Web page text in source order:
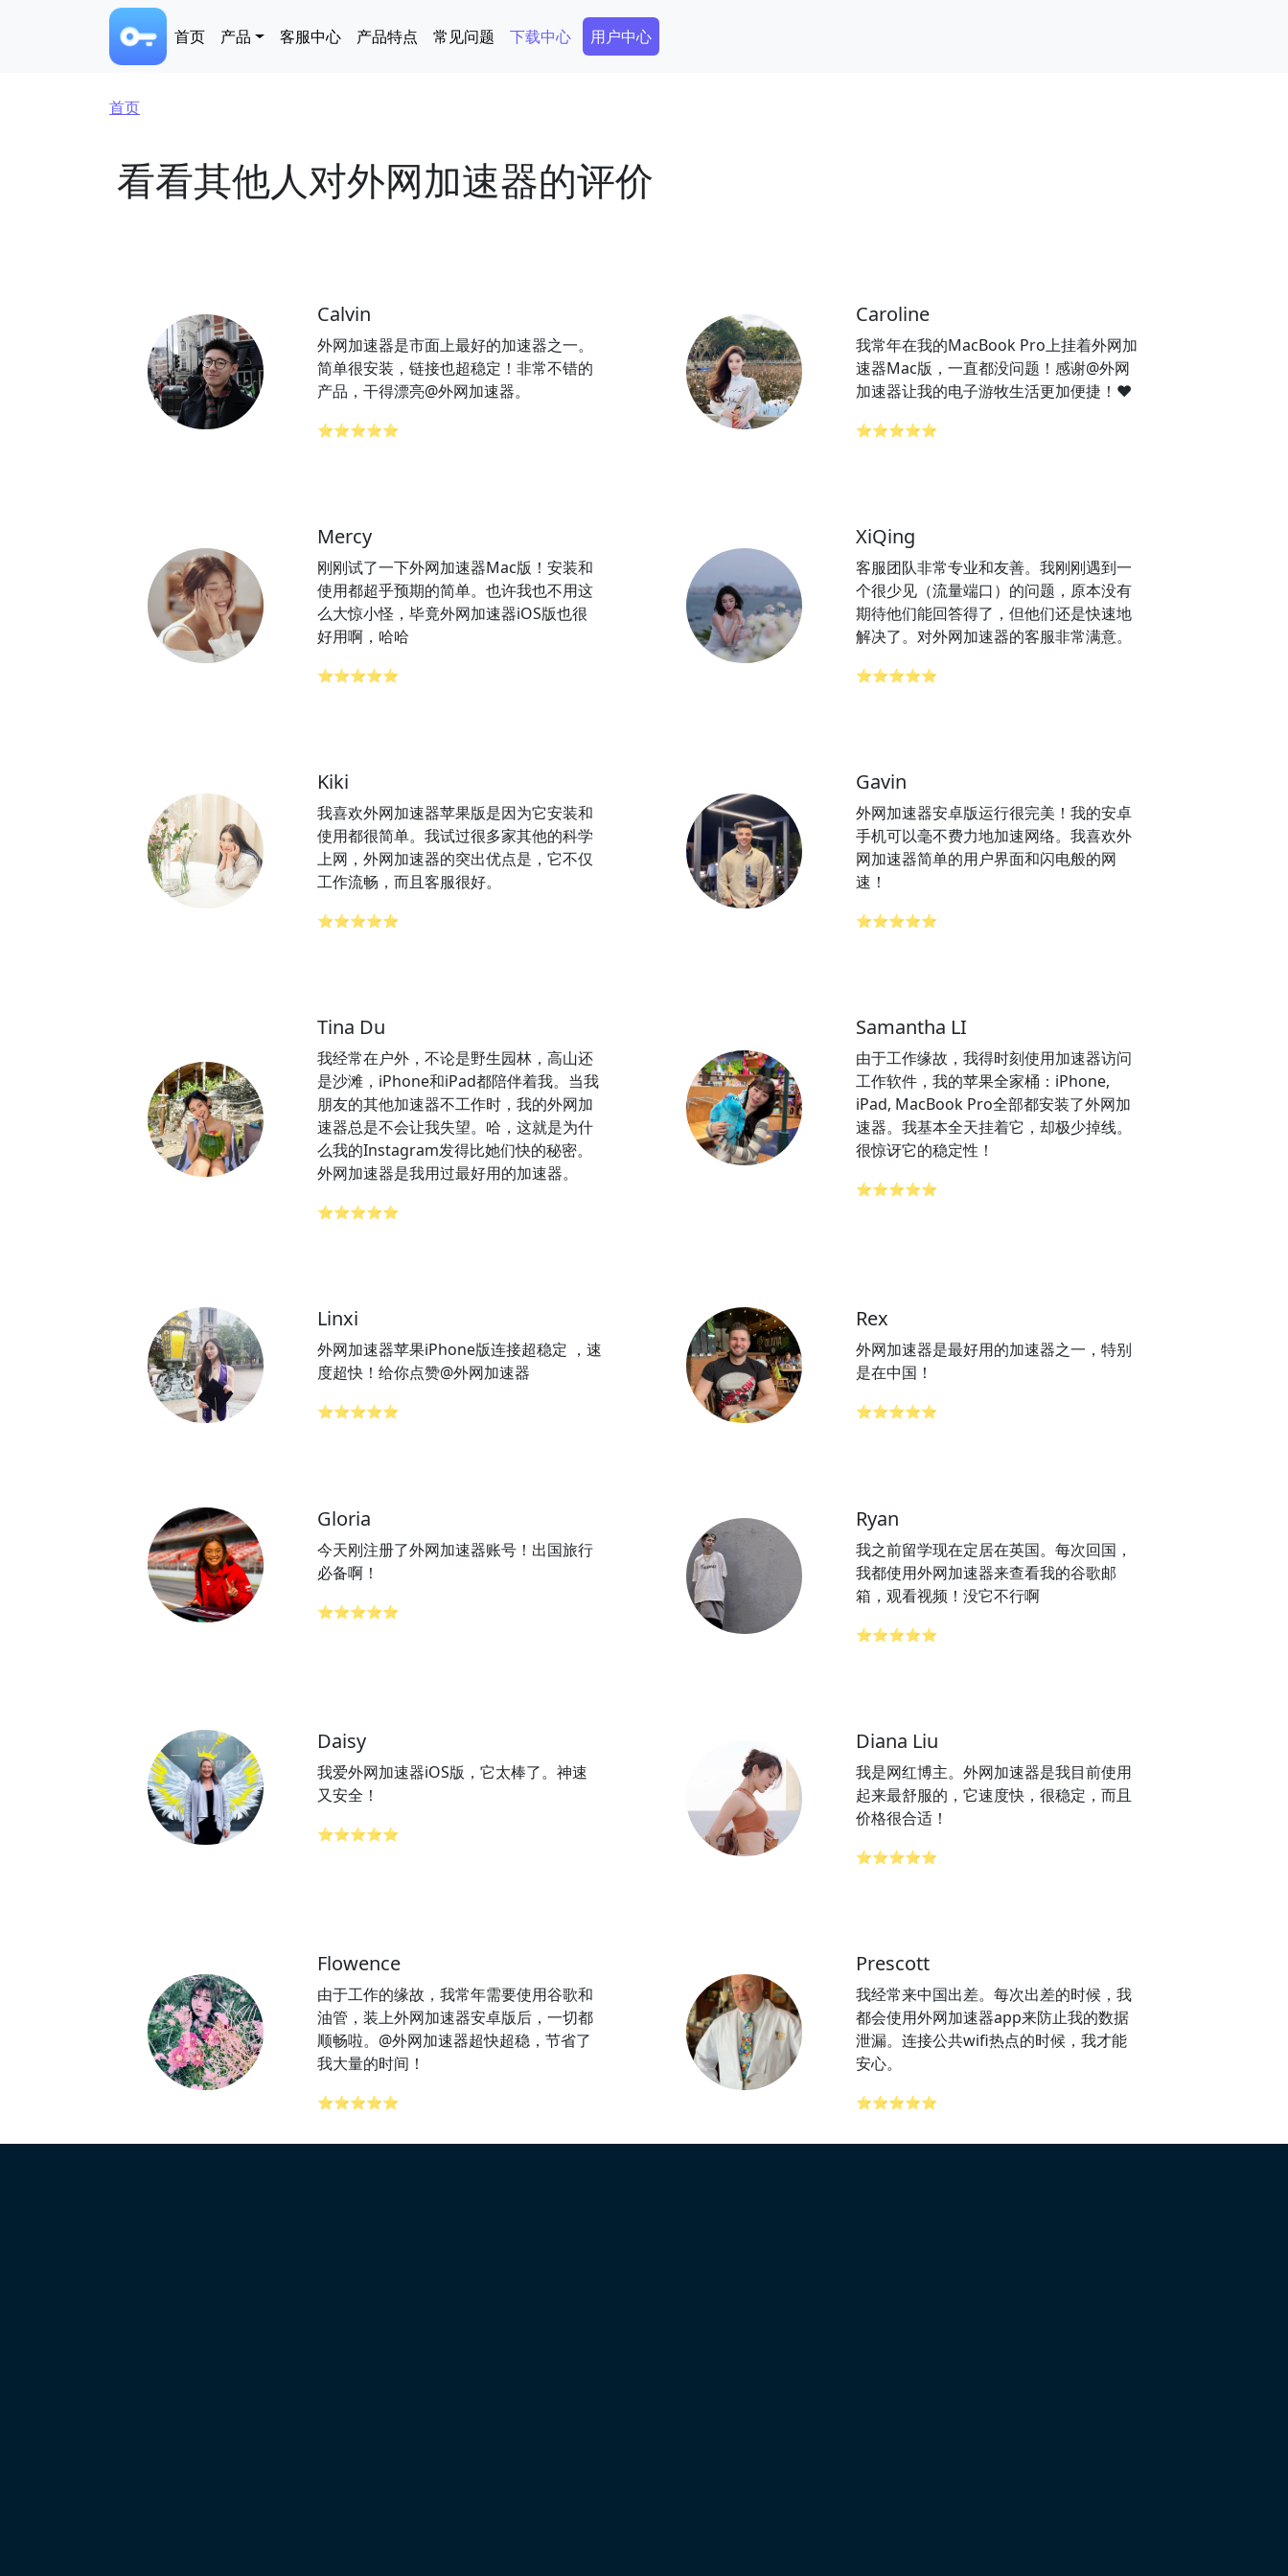
Main navigation
首页 产品 客服中心 产品特点 常见问题 下载中心 Secondary Menu
用户中心
面包屑
首页
看看其他人对外网加速器的评价
Calvin
外网加速器是市面上最好的加速器之一。
简单很安装，链接也超稳定！非常不错的
产品，干得漂亮@外网加速器。
⭐⭐⭐⭐⭐
Caroline
我常年在我的MacBook Pro上挂着外网加
速器Mac版，一直都没问题！感谢@外网
加速器让我的电子游牧生活更加便捷！❤️
⭐⭐⭐⭐⭐
Mercy
刚刚试了一下外网加速器Mac版！安装和
使用都超乎预期的简单。也许我也不用这
么大惊小怪，毕竟外网加速器iOS版也很
好用啊，哈哈
⭐⭐⭐⭐⭐
XiQing
客服团队非常专业和友善。我刚刚遇到一
个很少见（流量端口）的问题，原本没有
期待他们能回答得了，但他们还是快速地
解决了。对外网加速器的客服非常满意。
⭐⭐⭐⭐⭐
Kiki
我喜欢外网加速器苹果版是因为它安装和
使用都很简单。我试过很多家其他的科学
上网，外网加速器的突出优点是，它不仅
工作流畅，而且客服很好。
⭐⭐⭐⭐⭐
Gavin
外网加速器安卓版运行很完美！我的安卓
手机可以毫不费力地加速网络。我喜欢外
网加速器简单的用户界面和闪电般的网
速！
⭐⭐⭐⭐⭐
Tina Du
我经常在户外，不论是野生园林，高山还
是沙滩，iPhone和iPad都陪伴着我。当我
朋友的其他加速器不工作时，我的外网加
速器总是不会让我失望。哈，这就是为什
么我的Instagram发得比她们快的秘密。
外网加速器是我用过最好用的加速器。
⭐⭐⭐⭐⭐
Samantha LI
由于工作缘故，我得时刻使用加速器访问
工作软件，我的苹果全家桶：iPhone,
iPad, MacBook Pro全部都安装了外网加
速器。我基本全天挂着它，却极少掉线。
很惊讶它的稳定性！
⭐⭐⭐⭐⭐
Linxi
外网加速器苹果iPhone版连接超稳定 ，速
度超快！给你点赞@外网加速器
⭐⭐⭐⭐⭐
Rex
外网加速器是最好用的加速器之一，特别
是在中国！
⭐⭐⭐⭐⭐
Gloria
今天刚注册了外网加速器账号！出国旅行
必备啊！
⭐⭐⭐⭐⭐
Ryan
我之前留学现在定居在英国。每次回国，
我都使用外网加速器来查看我的谷歌邮
箱，观看视频！没它不行啊
⭐⭐⭐⭐⭐
Daisy
我爱外网加速器iOS版，它太棒了。神速
又安全！
⭐⭐⭐⭐⭐
Diana Liu
我是网红博主。外网加速器是我目前使用
起来最舒服的，它速度快，很稳定，而且
价格很合适！
⭐⭐⭐⭐⭐
Flowence
由于工作的缘故，我常年需要使用谷歌和
油管，装上外网加速器安卓版后，一切都
顺畅啦。@外网加速器超快超稳，节省了
我大量的时间！
⭐⭐⭐⭐⭐
Prescott
我经常来中国出差。每次出差的时候，我
都会使用外网加速器app来防止我的数据
泄漏。连接公共wifi热点的时候，我才能
安心。
⭐⭐⭐⭐⭐